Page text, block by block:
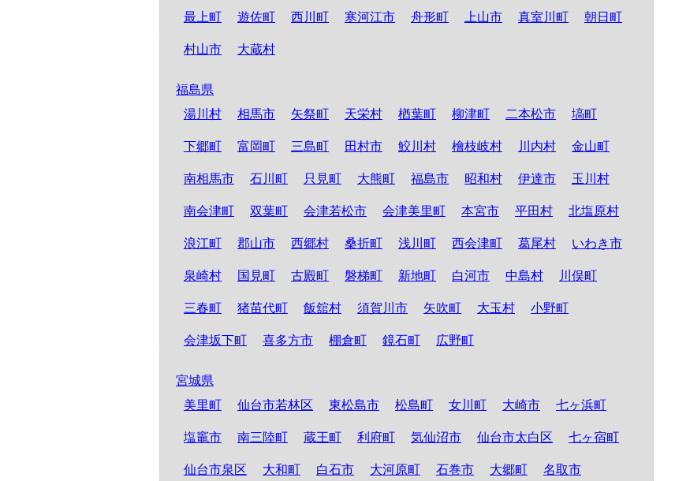
最上町 遊佐町 西川町 寒河江市 舟形町 上山市 真室川町 朝日町
村山市 大蔵村
福島県
湯川村
相馬市 矢祭町 天栄村 楢葉町 柳津町 二本松市 塙町
下郷町 富岡町 三島町 田村市 鮫川村 檜枝岐村 川内村 金山町
南相馬市 石川町 只見町 大熊町 福島市 昭和村 伊達市 玉川村
南会津町 双葉町 会津若松市 会津美里町 本宮市 平田村 北塩原村
浪江町 郡山市 西郷村 桑折町 浅川町 西会津町 葛尾村 いわき市
泉崎村 国見町 古殿町 磐梯町 新地町 白河市 中島村 川俣町
三春町 猪苗代町 飯舘村 須賀川市 矢吹町 大玉村 小野町
会津坂下町 喜多方市 棚倉町 鏡石町 広野町
宮城県
美里町
仙台市若林区 東松島市 松島町 女川町 大崎市 七ヶ浜町
塩竈市 南三陸町 蔵王町 利府町 気仙沼市 仙台市太白区 七ヶ宿町
仙台市泉区 大和町 白石市 大河原町 石巻市 大郷町 名取市